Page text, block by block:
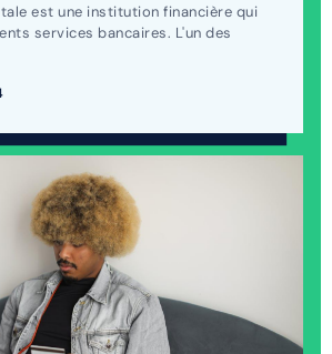
est une institution financière qui
services bancaires. L'un des